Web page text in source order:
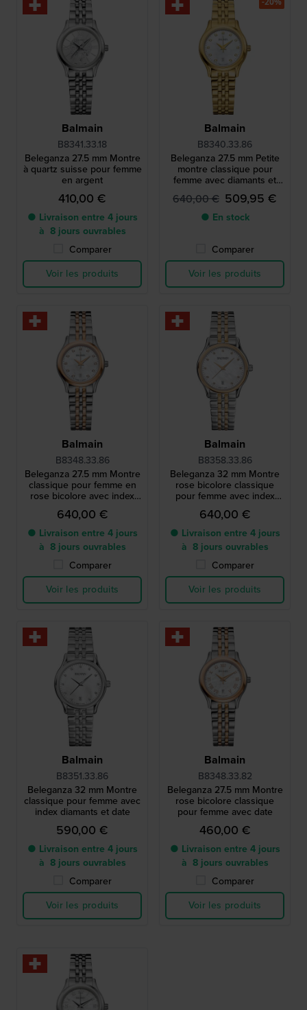
Balmain
B8341.33.18
Beleganza 27.5 mm Montre
à quartz suisse pour femme
en argent
410,00 €
● Livraison entre 4 jours
à 8 jours ouvrables
Comparer
Voir les produits
Balmain
B8340.33.86
Beleganza 27.5 mm Petite
montre classique pour
femme avec diamants et
cadran nacre
640,00 € 509,95 €
● En stock
Comparer
Voir les produits
Balmain
B8348.33.86
Beleganza 27.5 mm Montre
classique pour femme en
rose bicolore avec index
diamants et date
640,00 €
● Livraison entre 4 jours
à 8 jours ouvrables
Comparer
Voir les produits
Balmain
B8358.33.86
Beleganza 32 mm Montre
rose bicolore classique
pour femme avec index
diamants et date
640,00 €
● Livraison entre 4 jours
à 8 jours ouvrables
Comparer
Voir les produits
Balmain
B8351.33.86
Beleganza 32 mm Montre
classique pour femme avec
index diamants et date
590,00 €
● Livraison entre 4 jours
à 8 jours ouvrables
Comparer
Voir les produits
Balmain
B8348.33.82
Beleganza 27.5 mm Montre
rose bicolore classique
pour femme avec date
460,00 €
● Livraison entre 4 jours
à 8 jours ouvrables
Comparer
Voir les produits